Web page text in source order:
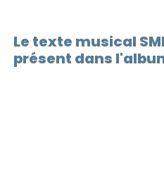
Le texte musical
présent dans